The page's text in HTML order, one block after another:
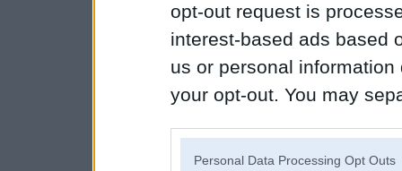
opt-out request is
interest-based ads based
us or personal
your opt-out. You may
Personal Data Processing Opt Outs